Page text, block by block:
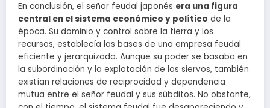
En conclusión, el señor feudal japonés era una figura
central en el sistema económico y político de la
época. Su dominio y control sobre la tierra y los
recursos, establecía las bases de una empresa feudal
eficiente y jerarquizada. Aunque su poder se basaba en
la subordinación y la explotación de los siervos, también
existían relaciones de reciprocidad y dependencia
mutua entre el señor feudal y sus súbditos. No obstante,